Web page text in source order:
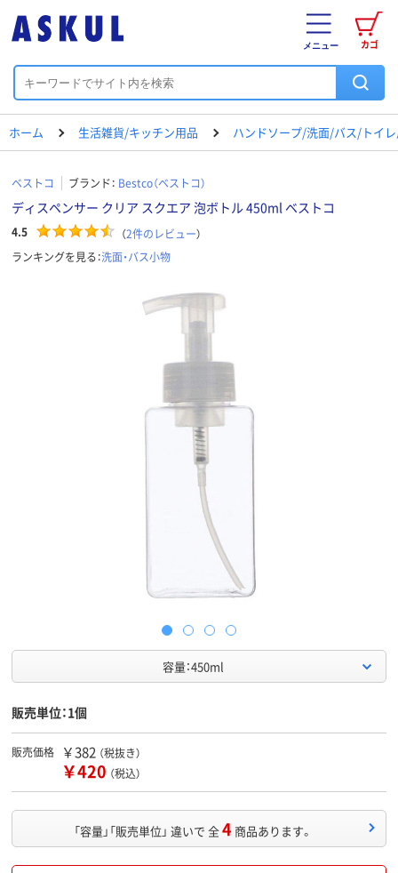
カゴ
メニュー
ホーム 生活雑貨/キッチン用品 ハンドソープ/洗面/バス/トイ
ベストコ ブランド： Bestco（ベストコ）
ディスペンサー クリア スクエア 泡ボトル 450ml ベストコ
4.5 （2件のレビュー）
ランキングを見る：洗面・バス小物
容量：450ml
販売単位：1個
販売価格 ￥382 （税抜き）
￥420 （税込）
「容量」「販売単位」 違いで 全4 商品あります。